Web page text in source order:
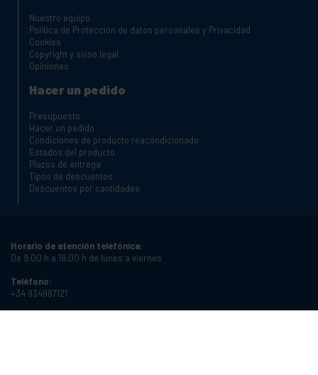
Nuestro equipo
Política de Protección de datos personales y Privacidad
Cookies
Copyright y aviso legal
Opiniones
Hacer un pedido
Presupuesto
Hacer un pedido
Condiciones de producto reacondicionado
Estados del producto
Plazos de entrega
Tipos de descuentos
Descuentos por cantidades
Horario de atención telefónica:
De 9:00 h a 18:00 h de lunes a viernes
Teléfono:
+34 934987121